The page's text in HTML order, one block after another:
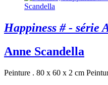
Happiness # - série
Anne Scandella
Peinture . 80 x 60 x 2 cm